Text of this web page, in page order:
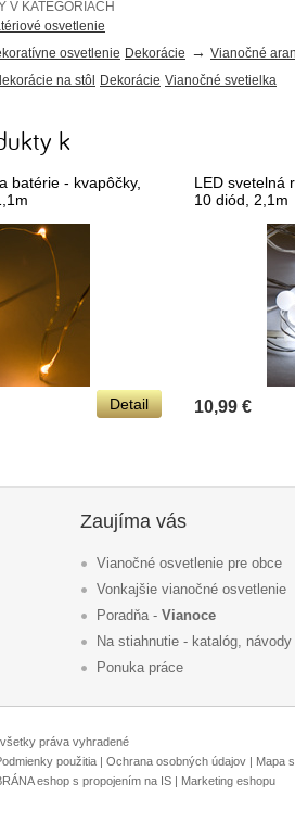
V KATEGÓRIÁCH
osvetlenie
osvetlenie Dekorácie → Vianočné
na stôl Dekorácie Vianočné svetielka
k
batérie - kvapôčky,
Detail
LED svetelná
10 diód, 2,1m
10,99 €
Zaujíma vás
Vianočné osvetlenie pre obce
Vonkajšie vianočné osvetlenie
Poradňa - Vianoce
Na stiahnutie - katalóg, návody
Ponuka práce
práva vyhradené
použitia | Ochrana osobných údajov | Mapa
eshop s propojením na IS | Marketing eshopu